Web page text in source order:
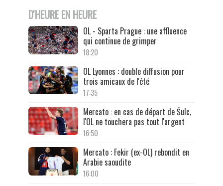
D'HEURE EN HEURE
OL - Sparta Prague : une affluence
qui continue de grimper
18:20
OL Lyonnes : double diffusion pour
trois amicaux de l'été
17:35
Mercato : en cas de départ de Šulc,
l'OL ne touchera pas tout l'argent
16:50
Mercato : Fekir (ex-OL) rebondit en
Arabie saoudite
16:00